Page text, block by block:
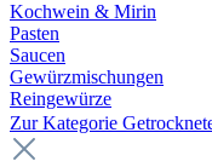
Kochwein & Mirin
Pasten
Saucen
Gewürzmischungen
Reingewürze
Zur Kategorie